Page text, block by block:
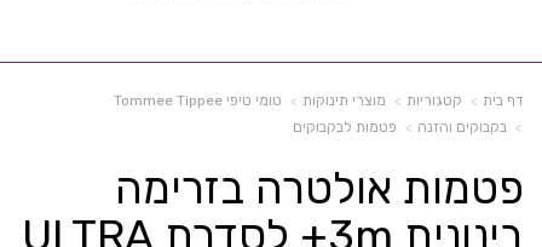
דף בית קטגוריות מוצרי תינוקות
טומי טיפי Tommee Tippee
בקבוקים והזנה
פטמות לבקבוקים
פטמות אולטרה בזרימה
בינונית 3m+ לסדרת ULTRA